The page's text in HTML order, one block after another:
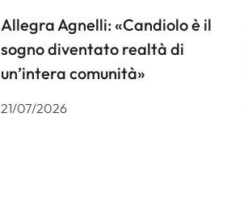
Allegra Agnelli: «Candiolo è il
sogno diventato realtà di
un’intera comunità»
21/07/2026